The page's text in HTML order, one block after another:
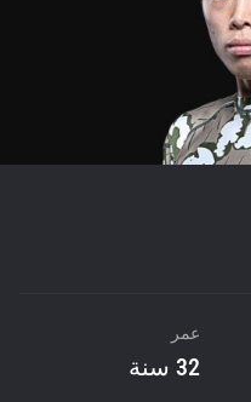
عمر
32 سنة